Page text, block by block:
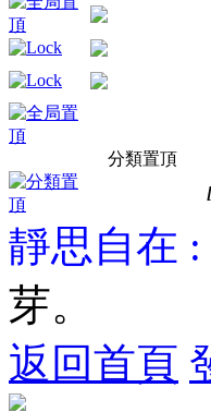
分類置頂
[
靜思自在 :
芽。
返回首頁